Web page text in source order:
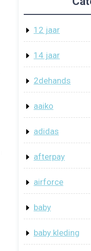
12 jaar
14 jaar
2dehands
aaiko
adidas
afterpay
airforce
baby
baby kleding